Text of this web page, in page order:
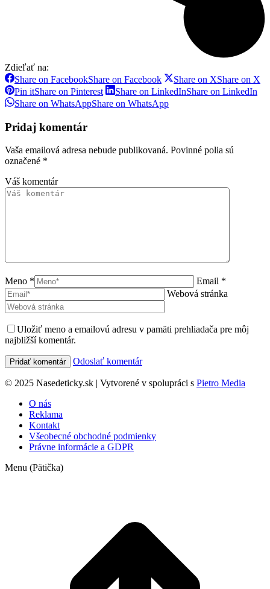
Zdieľať na:
Share on FacebookShare on Facebook Share on XShare on X
Pin itShare on Pinterest Share on LinkedInShare on LinkedIn
Share on WhatsAppShare on WhatsApp
Pridaj komentár
Vaša emailová adresa nebude publikovaná. Povinné polia sú
označené *
Váš komentár
Meno *
Email *
Webová stránka
Uložiť meno a emailovú adresu v pamäti prehliadača pre môj
najbližší komentár.
Odoslať komentár
© 2025 Nasedeticky.sk | Vytvorené v spolupráci s Pietro Media
O nás
Reklama
Kontakt
Všeobecné obchodné podmienky
Právne informácie a GDPR
Menu (Pätička)